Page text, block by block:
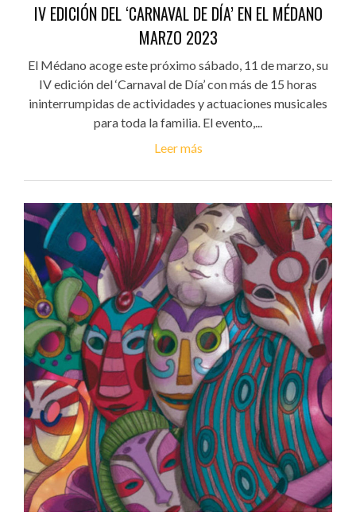
IV EDICIÓN DEL ‘CARNAVAL DE DÍA’ EN EL MÉDANO
MARZO 2023
El Médano acoge este próximo sábado, 11 de marzo, su
IV edición del ‘Carnaval de Día’ con más de 15 horas
ininterrumpidas de actividades y actuaciones musicales
para toda la familia. El evento,...
Leer más